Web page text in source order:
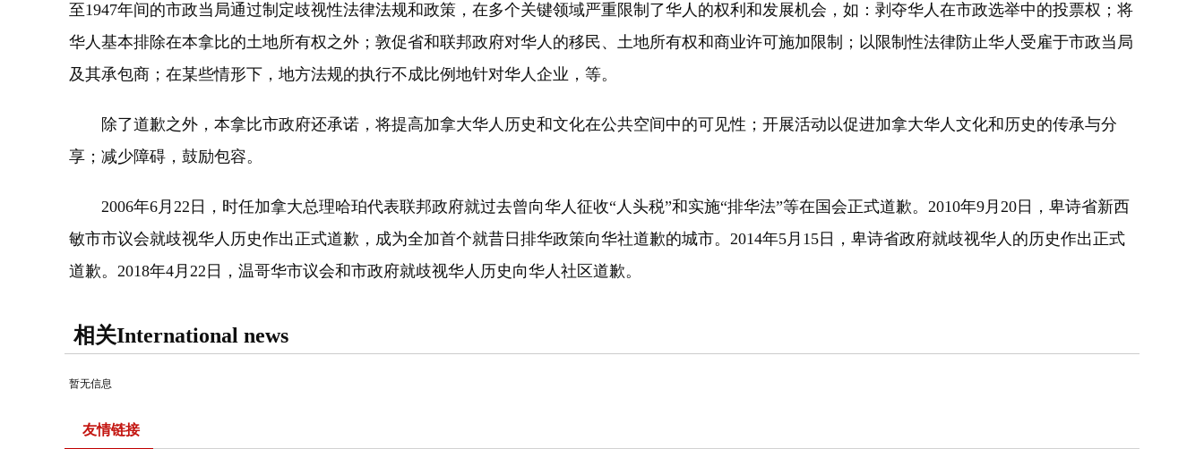
至1947年间的市政当局通过制定歧视性法律法规和政策，在多个关键领域严重限制了华人的权利和发展机会，如：剥夺华人在市政选举中的投票权；将
华人基本排除在本拿比的土地所有权之外；敦促省和联邦政府对华人的移民、土地所有权和商业许可施加限制；以限制性法律防止华人受雇于市政当局
及其承包商；在某些情形下，地方法规的执行不成比例地针对华人企业，等。
除了道歉之外，本拿比市政府还承诺，将提高加拿大华人历史和文化在公共空间中的可见性；开展活动以促进加拿大华人文化和历史的传承与分
享；减少障碍，鼓励包容。
2006年6月22日，时任加拿大总理哈珀代表联邦政府就过去曾向华人征收“人头税”和实施“排华法”等在国会正式道歉。2010年9月20日，卑诗省新西
敏市市议会就歧视华人历史作出正式道歉，成为全加首个就昔日排华政策向华社道歉的城市。2014年5月15日，卑诗省政府就歧视华人的历史作出正式
道歉。2018年4月22日，温哥华市议会和市政府就歧视华人历史向华人社区道歉。
相关International news
暂无信息
友情链接